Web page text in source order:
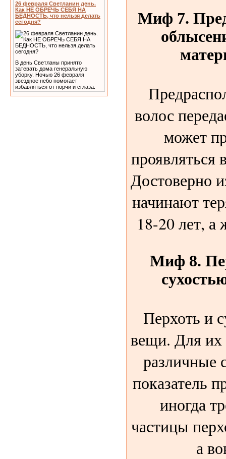
26 февраля Светланин день.
Как НЕ ОБРЕЧЬ СЕБЯ НА
БЕДНОСТЬ, что нельзя делать
сегодня?
В день Светланы принято
затевать дома генеральную
уборку. Ночью 26 февраля
звездное небо помогает
избавляться от порчи и сглаза.
Миф 7.
волос
может
проявляться
Достоверно
начинают
18-20 лет,
Миф 8.
Перхоть и
вещи. Для их
различные
показатель
иногда
частицы
а